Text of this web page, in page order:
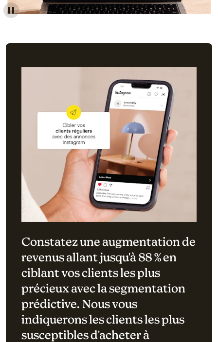
Constatez une augmentation de
revenus allant jusqu'à 88 % en
ciblant vos clients les plus
précieux avec la segmentation
prédictive. Nous vous
indiquerons les clients les plus
susceptibles d'acheter à